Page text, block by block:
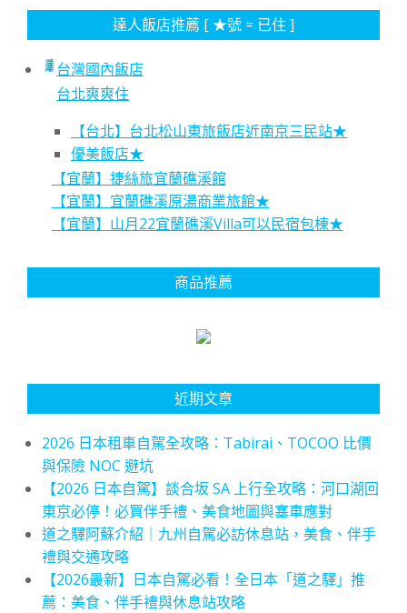
達人飯店推薦 [ ★號 = 已住 ]
台灣國內飯店
台北爽爽住
【台北】台北松山東旅飯店近南京三民站★
優美飯店★
【宜蘭】捷絲旅宜蘭礁溪館
【宜蘭】宜蘭礁溪原湯商業旅館★
【宜蘭】山月22宜蘭礁溪Villa可以民宿包棟★
商品推薦
近期文章
2026 日本租車自駕全攻略：Tabirai、TOCOO 比價
與保險 NOC 避坑
【2026 日本自駕】談合坂 SA 上行全攻略：河口湖回
東京必停！必買伴手禮、美食地圖與塞車應對
道之驛阿蘇介紹｜九州自駕必訪休息站，美食、伴手
禮與交通攻略
【2026最新】日本自駕必看！全日本「道之驛」推
薦：美食、伴手禮與休息站攻略